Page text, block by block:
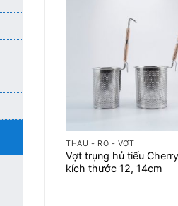
THAU - RỔ - VỢT
Vợt trụng hủ tiếu
kích thước 12, 14cm